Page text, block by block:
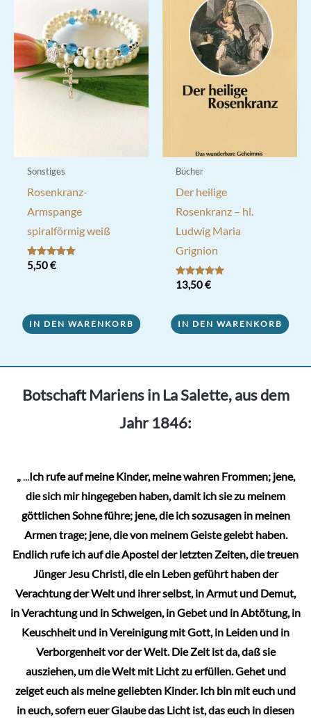
Sonstiges
Rosenkranz-
Armspange
spiralförmig weiß
Bewertet mit
5.00
5,50€
IN DEN WARENKORB
Bücher
Der heilige
Rosenkranz – hl.
Ludwig Maria
Grignion
Bewertet mit
5.00
13,50€
IN DEN WARENKORB
Botschaft Mariens in La Salette, aus dem
Jahr 1846:
„...Ich rufe auf meine Kinder, meine wahren Frommen; jene,
die sich mir hingegeben haben, damit ich sie zu meinem
göttlichen Sohne führe; jene, die ich sozusagen in meinen
Armen trage; jene, die von meinem Geiste gelebt haben.
Endlich rufe ich auf die Apostel der letzten Zeiten, die treuen
Jünger Jesu Christi, die ein Leben geführt haben der
Verachtung der Welt und ihrer selbst, in Armut und Demut,
in Verachtung und in Schweigen, in Gebet und in Abtötung, in
Keuschheit und in Vereinigung mit Gott, in Leiden und in
Verborgenheit vor der Welt. Die Zeit ist da, daß sie
ausziehen, um die Welt mit Licht zu erfüllen. Gehet und
zeiget euch als meine geliebten Kinder. Ich bin mit euch und
in euch, sofern euer Glaube das Licht ist, das euch in diesen